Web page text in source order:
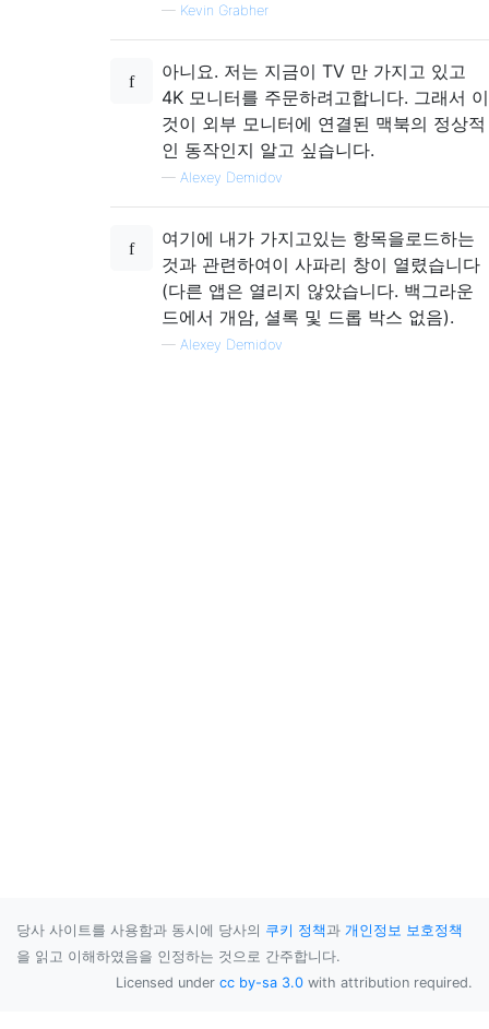
— Kevin Grabher
아니요. 저는 지금이 TV 만 가지고 있고
4K 모니터를 주문하려고합니다. 그래서 이
것이 외부 모니터에 연결된 맥북의 정상적
인 동작인지 알고 싶습니다.
— Alexey Demidov
여기에 내가 가지고있는 항목을로드하는
것과 관련하여이 사파리 창이 열렸습니다
(다른 앱은 열리지 않았습니다. 백그라운
드에서 개암, 셜록 및 드롭 박스 없음).
— Alexey Demidov
당사 사이트를 사용함과 동시에 당사의 쿠키 정책과 개인정보 보호정책
을 읽고 이해하였음을 인정하는 것으로 간주합니다.
Licensed under cc by-sa 3.0 with attribution required.